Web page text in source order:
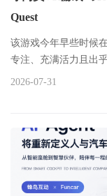
Quest
该游戏今年早些时候
专注、充满活力且出
高度契合”
2026-07-31